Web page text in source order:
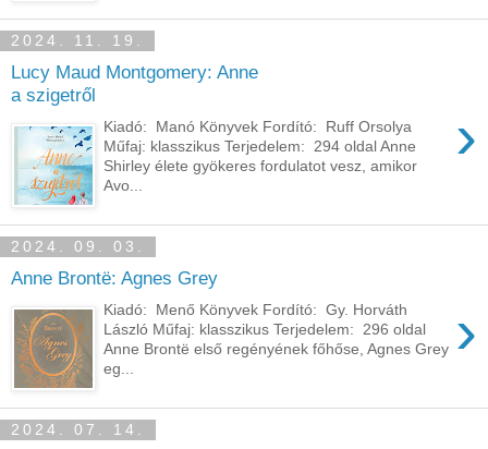
2024. 11. 19.
Lucy Maud Montgomery: Anne
a szigetről
›
Kiadó: Manó Könyvek Fordító: Ruff Orsolya
Műfaj: klasszikus Terjedelem: 294 oldal Anne
Shirley élete gyökeres fordulatot vesz, amikor
Avo...
2024. 09. 03.
Anne Brontë: Agnes Grey
›
Kiadó: Menő Könyvek Fordító: Gy. Horváth
László Műfaj: klasszikus Terjedelem: 296 oldal
Anne Brontë első regényének főhőse, Agnes Grey
eg...
2024. 07. 14.